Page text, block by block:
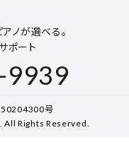
ノが選べる。
ポート
号
Rights Reserved.